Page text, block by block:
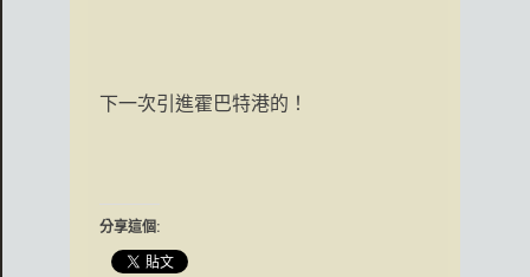
下一次引進霍巴特港的！
分享這個: